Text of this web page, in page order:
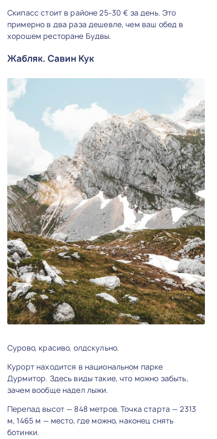
Скипасс стоит в районе 25-30 € за день. Это
примерно в два раза дешевле, чем ваш обед в
хорошем ресторане Будвы.
Жабляк. Савин Кук
Сурово, красиво, олдскульно.
Курорт находится в национальном парке
Дурмитор. Здесь виды такие, что можно забыть,
зачем вообще надел лыжи.
Перепад высот — 848 метров. Точка старта — 2313
м, 1465 м — место, где можно, наконец снять
ботинки.